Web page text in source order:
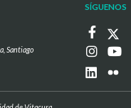
Santiago
SÍGUENOS